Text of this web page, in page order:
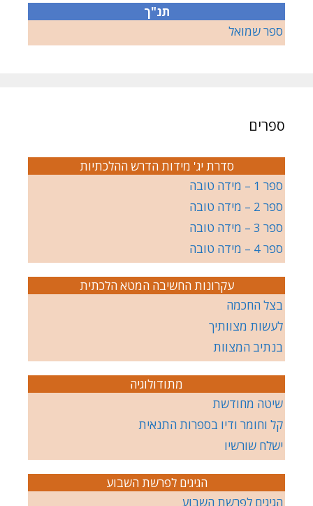
תנ"ך
ספר שמואל
ספרים
סדרת יג' מידות הדרש ההלכתיות
ספר 1 – מידה טובה
ספר 2 – מידה טובה
ספר 3 – מידה טובה
ספר 4 – מידה טובה
עקרונות החשיבה המטא הלכתית
בצל החכמה
לעשות מצוותיך
בנתיב המצוות
מתודולוגיה
שיטה מחודשת
קל וחומר ודיו בספרות התנאית
ישלח שורשיו
הגיגים לפרשת השבוע
הגיגים לפרשת השבוע